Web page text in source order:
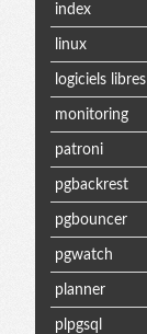
index
linux
logiciels libres
monitoring
patroni
pgbackrest
pgbouncer
pgwatch
planner
plpgsql